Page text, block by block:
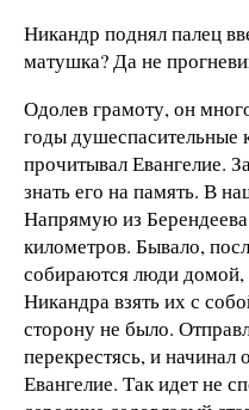
Никандр поднял палец
матушка? Да не
Одолев грамоту, он
годы
прочитывал Евангелие.
знать его на память. В
Напрямую из
километров. Бывало,
собираются люди домой,
Никандра взять их с
сторону не было.
перекрестясь, и начинал
Евангелие. Так идет не